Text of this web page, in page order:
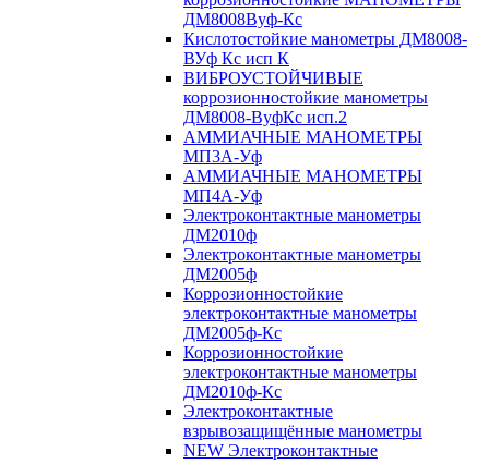
ДМ8008Вуф-Кс
Кислотостойкие манометры ДМ8008-
ВУф Кс исп К
ВИБРОУСТОЙЧИВЫЕ
коррозионностойкие манометры
ДМ8008-ВуфКс исп.2
АММИАЧНЫЕ МАНОМЕТРЫ
МП3А-Уф
АММИАЧНЫЕ МАНОМЕТРЫ
МП4А-Уф
Электроконтактные манометры
ДМ2010ф
Электроконтактные манометры
ДМ2005ф
Коррозионностойкие
электроконтактные манометры
ДМ2005ф-Кс
Коррозионностойкие
электроконтактные манометры
ДМ2010ф-Кс
Электроконтактные
взрывозащищённые манометры
NEW Электроконтактные